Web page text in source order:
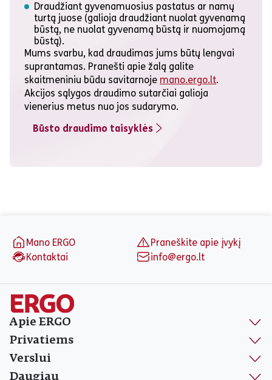
Draudžiant gyvenamuosius pastatus ar namų
turtą juose (galioja draudžiant nuolat gyvenamą
būstą, ne nuolat gyvenamą būstą ir nuomojamą
būstą).
Mums svarbu, kad draudimas jums būtų lengvai
suprantamas. Pranešti apie žalą galite
skaitmeniniu būdu savitarnoje mano.ergo.lt.
Akcijos sąlygos draudimo sutarčiai galioja
vienerius metus nuo jos sudarymo.
Būsto draudimo taisyklės
Mano ERGO
Praneškite apie įvykį
Kontaktai
info@ergo.lt
Apie ERGO
Privatiems
Verslui
Daugiau